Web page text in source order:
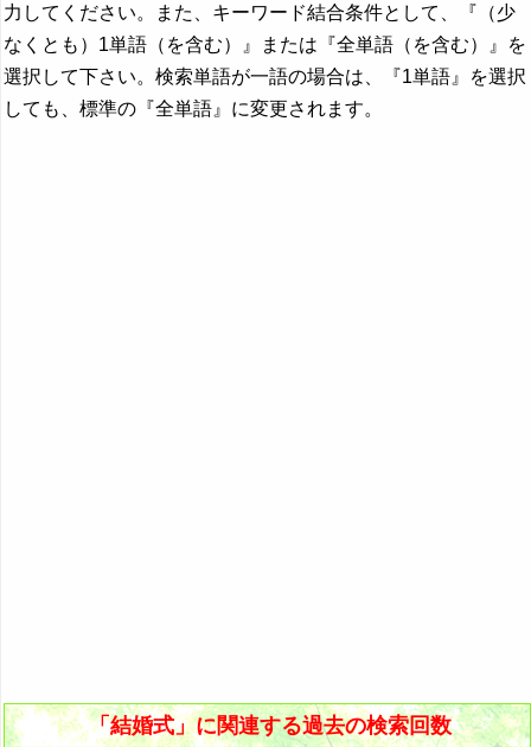
力してください。また、キーワード結合条件として、『（少
なくとも）1単語（を含む）』または『全単語（を含む）』を
選択して下さい。検索単語が一語の場合は、『1単語』を選択
しても、標準の『全単語』に変更されます。
「結婚式」に関連する過去の検索回数